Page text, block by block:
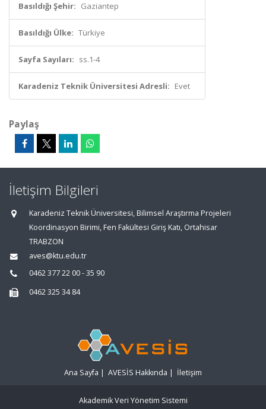
Basıldığı Şehir: Gaziantep
Basıldığı Ülke: Türkiye
Sayfa Sayıları: ss.1-4
Karadeniz Teknik Üniversitesi Adresli: Evet
Paylaş
İletişim Bilgileri
Karadeniz Teknik Üniversitesi, Bilimsel Araştırma Projeleri
Koordinasyon Birimi, Fen Fakültesi Giriş Katı, Ortahisar
TRABZON
aves@ktu.edu.tr
0462 377 22 00 - 35 90
0462 325 34 84
Ana Sayfa | AVESİS Hakkında | İletişim
Akademik Veri Yönetim Sistemi